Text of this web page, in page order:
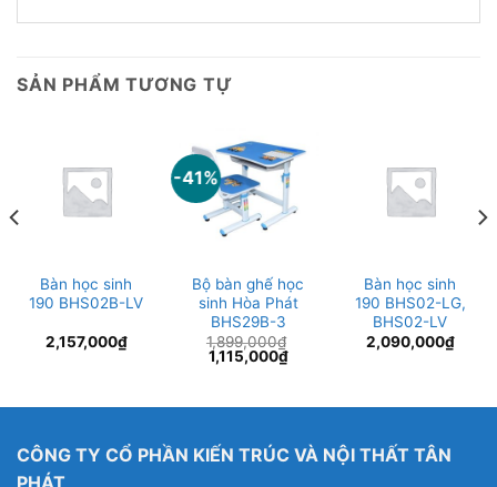
SẢN PHẨM TƯƠNG TỰ
Bàn học sinh
190 BHS02B-LV
2,157,000₫
-41%
Bộ bàn ghế học
sinh Hòa Phát
BHS29B-3
1,899,000₫
Giá
gốc
1,115,000₫Giá
hiện
1,115,000₫.
Bàn học sinh
190 BHS02-LG,
BHS02-LV
2,090,000₫
CÔNG TY CỔ PHẦN KIẾN TRÚC VÀ NỘI THẤT TÂN
PHÁT